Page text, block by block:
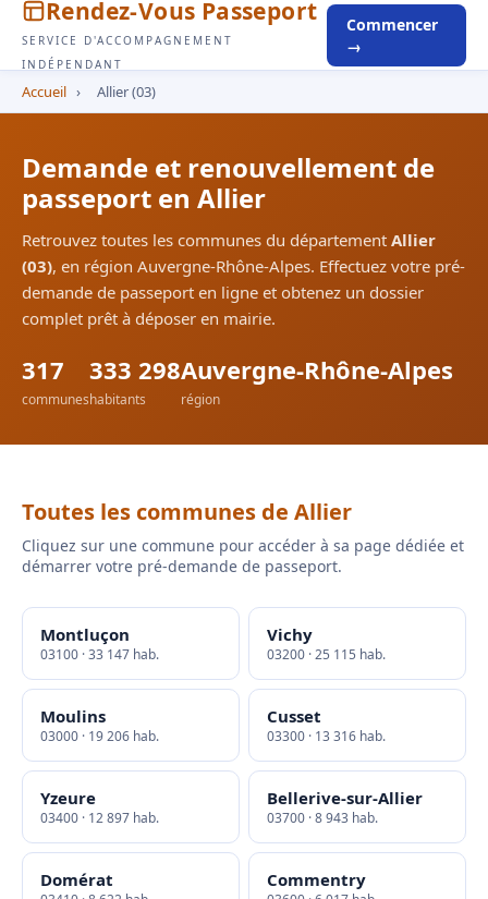
Rendez-Vous Passeport
SERVICE D'ACCOMPAGNEMENT
INDÉPENDANT
Commencer
→
Accueil › Allier (03)
Demande et renouvellement de
passeport en Allier
Retrouvez toutes les communes du département Allier
(03), en région Auvergne-Rhône-Alpes. Effectuez votre pré-
demande de passeport en ligne et obtenez un dossier
complet prêt à déposer en mairie.
317
communes
333 298
habitants
Auvergne-Rhône-Alpes
région
Toutes les communes de Allier
Cliquez sur une commune pour accéder à sa page dédiée et
démarrer votre pré-demande de passeport.
Montluçon
03100 · 33 147 hab.
Vichy
03200 · 25 115 hab.
Moulins
03000 · 19 206 hab.
Cusset
03300 · 13 316 hab.
Yzeure
03400 · 12 897 hab.
Bellerive-sur-Allier
03700 · 8 943 hab.
Domérat Commentry